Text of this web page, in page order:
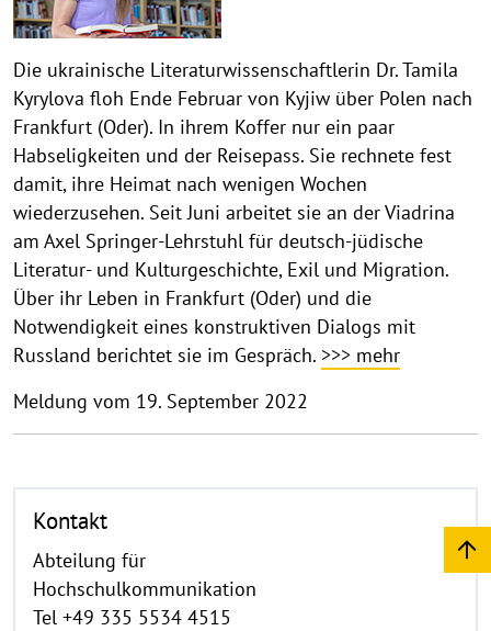
Die ukrainische Literaturwissenschaftlerin Dr. Tamila
Kyrylova floh Ende Februar von Kyjiw über Polen nach
Frankfurt (Oder). In ihrem Koffer nur ein paar
Habseligkeiten und der Reisepass. Sie rechnete fest
damit, ihre Heimat nach wenigen Wochen
wiederzusehen. Seit Juni arbeitet sie an der Viadrina
am Axel Springer-Lehrstuhl für deutsch-jüdische
Literatur- und Kulturgeschichte, Exil und Migration.
Über ihr Leben in Frankfurt (Oder) und die
Notwendigkeit eines konstruktiven Dialogs mit
Russland berichtet sie im Gespräch. >>> mehr
Meldung vom 19. September 2022
Kontakt
Abteilung für
Hochschulkommunikation
Tel +49 335 5534 4515